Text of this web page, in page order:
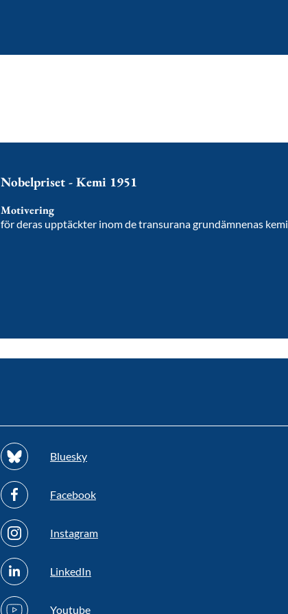
Nobelpriset - Kemi 1951
Motivering
för deras upptäckter inom de transurana grundämnenas kemi
Bluesky
Facebook
Instagram
LinkedIn
Youtube